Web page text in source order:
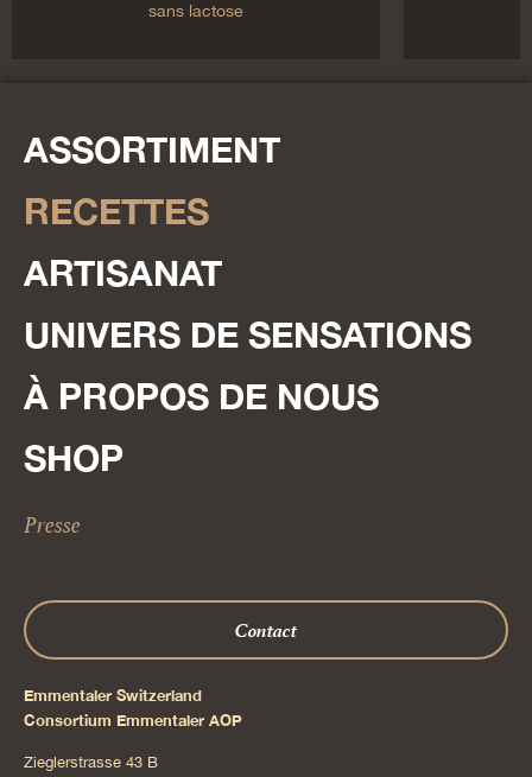
sans lactose
ASSORTIMENT
RECETTES
ARTISANAT
UNIVERS DE SENSATIONS
À PROPOS DE NOUS
SHOP
Presse
Contact
Emmentaler Switzerland
Consortium Emmentaler AOP
Zieglerstrasse 43 B